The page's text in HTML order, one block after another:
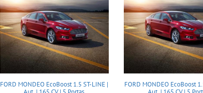
FORD MONDEO EcoBoost 1.5 ST-LINE |
FORD MONDEO EcoBoost